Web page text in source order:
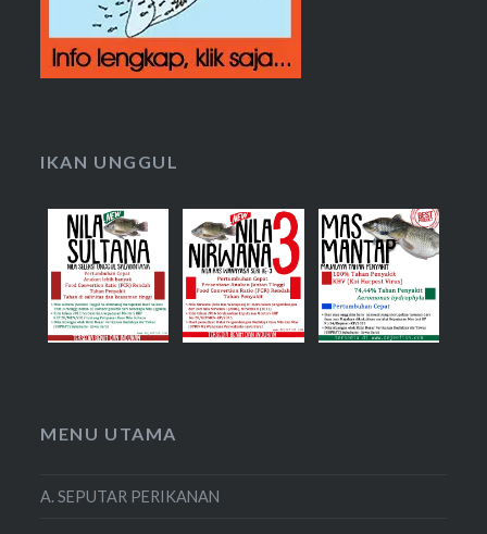
IKAN UNGGUL
MENU UTAMA
A. SEPUTAR PERIKANAN